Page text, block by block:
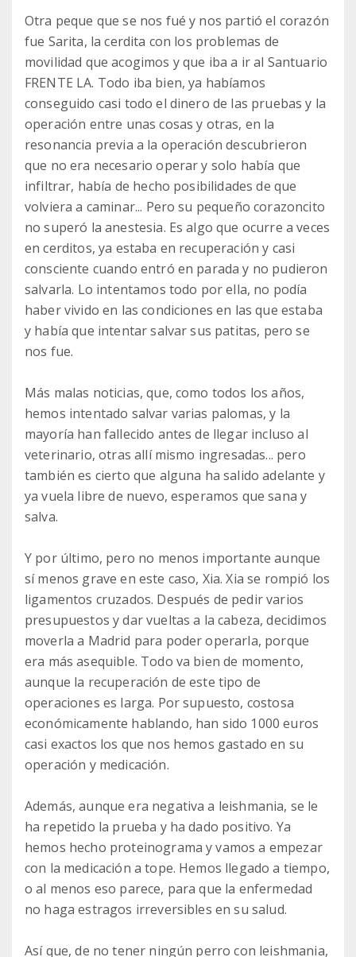
Otra peque que se nos fué y nos partió el corazón
fue Sarita, la cerdita con los problemas de
movilidad que acogimos y que iba a ir al Santuario
FRENTE LA. Todo iba bien, ya habíamos
conseguido casi todo el dinero de las pruebas y la
operación entre unas cosas y otras, en la
resonancia previa a la operación descubrieron
que no era necesario operar y solo había que
infiltrar, había de hecho posibilidades de que
volviera a caminar... Pero su pequeño corazoncito
no superó la anestesia. Es algo que ocurre a veces
en cerditos, ya estaba en recuperación y casi
consciente cuando entró en parada y no pudieron
salvarla. Lo intentamos todo por ella, no podía
haber vivido en las condiciones en las que estaba
y había que intentar salvar sus patitas, pero se
nos fue.
Más malas noticias, que, como todos los años,
hemos intentado salvar varias palomas, y la
mayoría han fallecido antes de llegar incluso al
veterinario, otras allí mismo ingresadas... pero
también es cierto que alguna ha salido adelante y
ya vuela libre de nuevo, esperamos que sana y
salva.
Y por último, pero no menos importante aunque
sí menos grave en este caso, Xia. Xia se rompió los
ligamentos cruzados. Después de pedir varios
presupuestos y dar vueltas a la cabeza, decidimos
moverla a Madrid para poder operarla, porque
era más asequible. Todo va bien de momento,
aunque la recuperación de este tipo de
operaciones es larga. Por supuesto, costosa
económicamente hablando, han sido 1000 euros
casi exactos los que nos hemos gastado en su
operación y medicación.
Además, aunque era negativa a leishmania, se le
ha repetido la prueba y ha dado positivo. Ya
hemos hecho proteinograma y vamos a empezar
con la medicación a tope. Hemos llegado a tiempo,
o al menos eso parece, para que la enfermedad
no haga estragos irreversibles en su salud.
Así que, de no tener ningún perro con leishmania,